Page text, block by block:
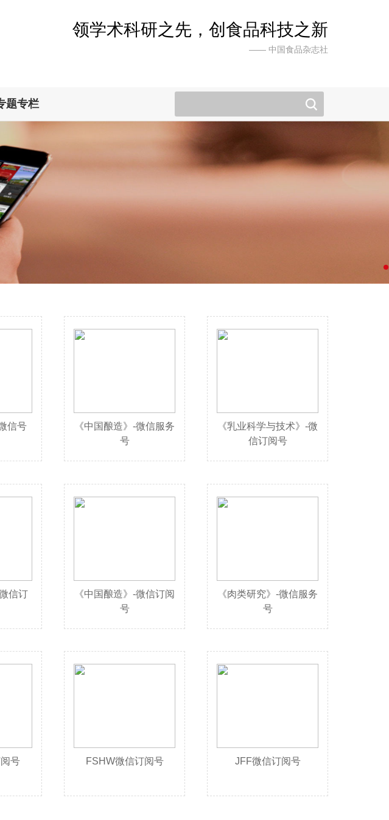
领学术科研之先，创食品科技之新
—— 中国食品杂志社
题专栏
信号
《中国酿造》-微信服务
号
《乳业科学与技术》-微
信订阅号
信订
《中国酿造》-微信订阅
号
《肉类研究》-微信服务
号
号 FSHW微信订阅号 JFF微信订阅号